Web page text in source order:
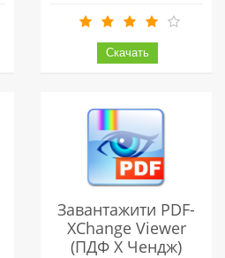
Завантажити PDF-
XChange Viewer
(ПДФ Х Чендж)